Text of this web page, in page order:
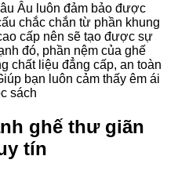
Âu luôn đảm bảo được
chắc chắn từ phần khung
cấp nên sẽ tạo được sự
đó, phần nệm của ghế
chất liệu đẳng cấp, an toàn
bạn luôn cảm thấy êm ái
sách
ghế thư giãn
tín